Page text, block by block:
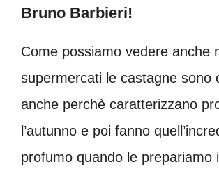
Bruno Barbieri!
Come possiamo vedere anche
supermercati le castagne sono
anche perchè caratterizzano
l’autunno e poi fanno
profumo quando le prepariamo